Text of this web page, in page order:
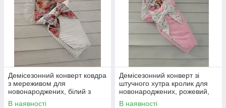
Демісезонний конверт ковдра
з мереживом для
новонароджених, білий з
принтом півоніі
В наявності
Демісезонний конверт зі
штучного хутра кролик для
новонароджених, рожевий,
принт ведмедик з кульками
В наявності